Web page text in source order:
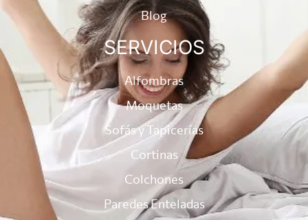
Blog
SERVICIOS
Alfombras
Moquetas
Sofás y Tapicerías
Cortinas
Colchones
Paredes Enteladas